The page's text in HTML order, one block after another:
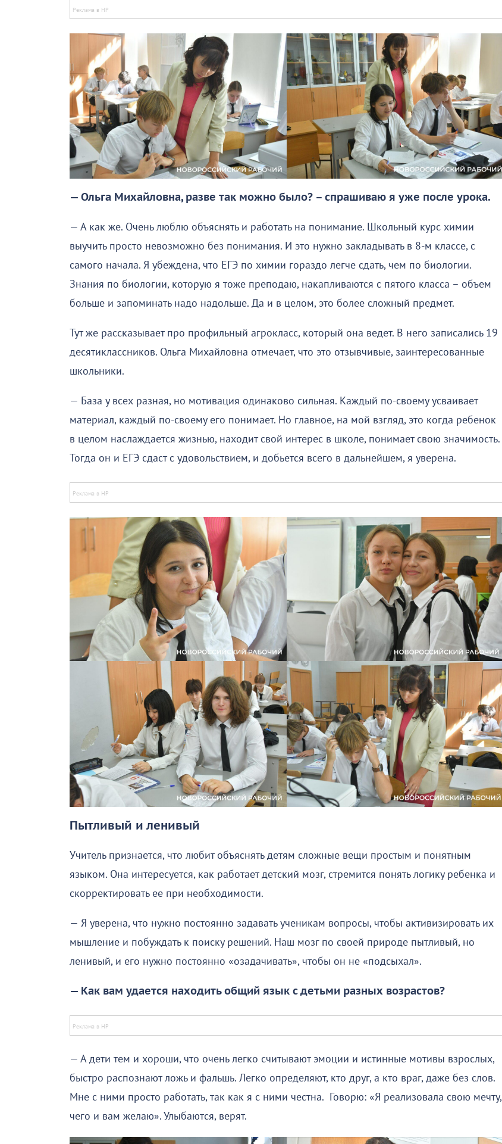
— Ольга Михайловна, разве так можно было? – спрашиваю я уже после урока.
— А как же. Очень люблю объяснять и работать на понимание. Школьный курс химии
выучить просто невозможно без понимания. И это нужно закладывать в 8-м классе, с
самого начала. Я убеждена, что ЕГЭ по химии гораздо легче сдать, чем по биологии.
Знания по биологии, которую я тоже преподаю, накапливаются с пятого класса – объем
больше и запоминать надо надольше. Да и в целом, это более сложный предмет.
Тут же рассказывает про профильный агрокласс, который она ведет. В него записались 19
десятиклассников. Ольга Михайловна отмечает, что это отзывчивые, заинтересованные
школьники.
— База у всех разная, но мотивация одинаково сильная. Каждый по-своему усваивает
материал, каждый по-своему его понимает. Но главное, на мой взгляд, это когда ребенок
в целом наслаждается жизнью, находит свой интерес в школе, понимает свою значимость.
Тогда он и ЕГЭ сдаст с удовольствием, и добьется всего в дальнейшем, я уверена.
Пытливый и ленивый
Учитель признается, что любит объяснять детям сложные вещи простым и понятным
языком. Она интересуется, как работает детский мозг, стремится понять логику ребенка и
скорректировать ее при необходимости.
— Я уверена, что нужно постоянно задавать ученикам вопросы, чтобы активизировать их
мышление и побуждать к поиску решений. Наш мозг по своей природе пытливый, но
ленивый, и его нужно постоянно «озадачивать», чтобы он не «подсыхал».
— Как вам удается находить общий язык с детьми разных возрастов?
— А дети тем и хороши, что очень легко считывают эмоции и истинные мотивы взрослых,
быстро распознают ложь и фальшь. Легко определяют, кто друг, а кто враг, даже без слов.
Мне с ними просто работать, так как я с ними честна. Говорю: «Я реализовала свою мечту,
чего и вам желаю». Улыбаются, верят.